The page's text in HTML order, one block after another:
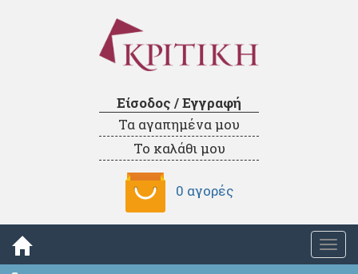
Είσοδος / Εγγραφή
Τα αγαπημένα μου
Το καλάθι μου
0 αγορές